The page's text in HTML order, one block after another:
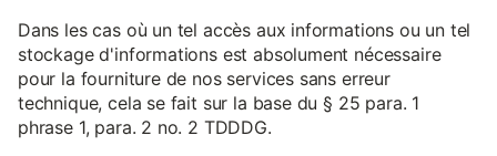
Dans les cas où un tel accès aux informations ou un tel
stockage d'informations est absolument nécessaire
pour la fourniture de nos services sans erreur
technique, cela se fait sur la base du § 25 para. 1
phrase 1, para. 2 no. 2 TDDDG.